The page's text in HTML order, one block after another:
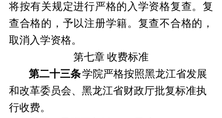
将按有关规定进行严格的入学资格复查。复
查合格的，予以注册学籍。复查不合格的，
取消入学资格。
第七章 收费标准
第二十三条学院严格按照黑龙江省发展
和改革委员会、黑龙江省财政厅批复标准执
行收费。